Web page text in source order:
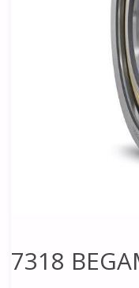
7318